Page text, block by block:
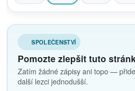
SPOLEČENSTVÍ
Pomozte zlepšit tuto
Zatím žádné zápisy ani topo —
další lezci jednodušší.